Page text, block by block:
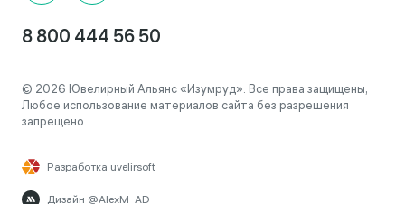
8 800 444 56 50
© 2026 Ювелирный Альянс «Изумруд». Все права защищены,
Любое использование материалов сайта без разрешения
запрещено.
Разработка uvelirsoft
Дизайн @AlexM_AD